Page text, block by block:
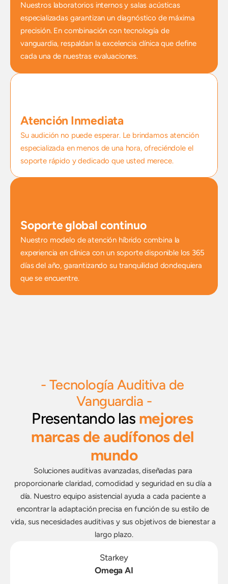
Nuestros laboratorios internos y salas acústicas
especializadas garantizan un diagnóstico de máxima
precisión. En combinación con tecnología de
vanguardia, respaldan la excelencia clínica que define
cada una de nuestras evaluaciones.
Atención Inmediata
Su audición no puede esperar. Le brindamos atención
especializada en menos de una hora, ofreciéndole el
soporte rápido y dedicado que usted merece.
Soporte global continuo
Nuestro modelo de atención híbrido combina la
experiencia en clínica con un soporte disponible los 365
días del año, garantizando su tranquilidad dondequiera
que se encuentre.
- Tecnología Auditiva de
Vanguardia -
Presentando las mejores
marcas de audífonos del
mundo
Soluciones auditivas avanzadas, diseñadas para
proporcionarle claridad, comodidad y seguridad en su día a
día. Nuestro equipo asistencial ayuda a cada paciente a
encontrar la adaptación precisa en función de su estilo de
vida, sus necesidades auditivas y sus objetivos de bienestar a
largo plazo.
Starkey
Omega AI